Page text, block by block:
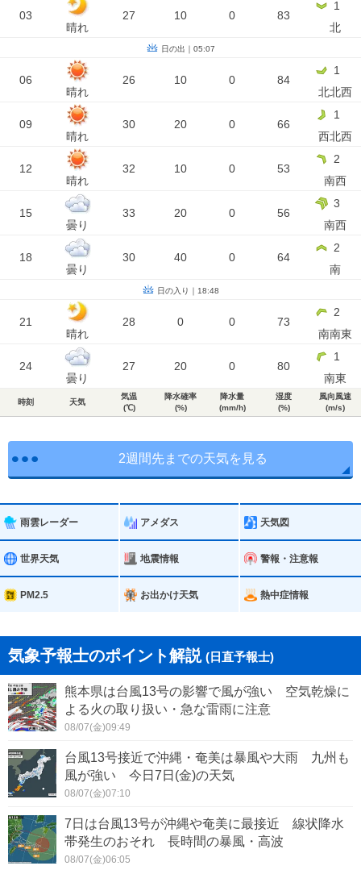
03
晴れ
27 10 0 83
1
北
日の出｜05:07
06
晴れ
26 10 0 84
1
北北西
09
晴れ
30 20 0 66
1
西北西
12
晴れ
32 10 0 53
2
南西
15
曇り
33 20 0 56
3
南西
18
曇り
30 40 0 64
2
南
日の入り｜18:48
21
晴れ
28 0 0 73
2
南南東
24
曇り
27 20 0 80
1
南東
時刻 天気
気温
(℃)
降水確率
(%)
降水量
(mm/h)
湿度
(%)
風向風速
(m/s)
2週間先までの天気を見る
雨雲レーダー アメダス 天気図
世界天気 地震情報 警報・注意報
PM2.5 お出かけ天気 熱中症情報
気象予報士のポイント解説 (日直予報士)
熊本県は台風13号の影響で風が強い 空気乾燥に
よる火の取り扱い・急な雷雨に注意
08/07(金)09:49
台風13号接近で沖縄・奄美は暴風や大雨 九州も
風が強い 今日7日(金)の天気
08/07(金)07:10
7日は台風13号が沖縄や奄美に最接近 線状降水
帯発生のおそれ 長時間の暴風・高波
08/07(金)06:05